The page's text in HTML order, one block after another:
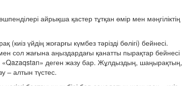
айрықша қастер тұтқан өмір мен мәңгіліктің
үйдің жоғарғы күмбез тәрізді бөлігі) бейнесі.
сол жағына аңыздардағы қанатты пырақтар бейнесі
«Qazaqstan» деген жазу бар. Жұлдыздың, шаңырақтың,
– алтын түстес.